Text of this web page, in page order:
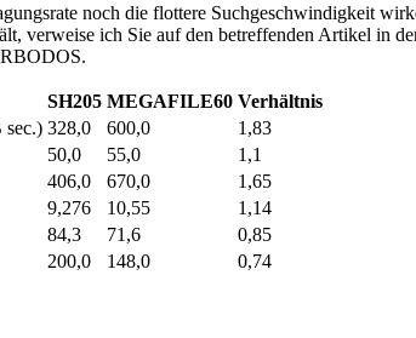
noch die flottere Suchgeschwindigkeit
verweise ich Sie auf den betreffenden Artikel in
SH205 MEGAFILE60 Verhältnis
sec.) 328,0 600,0
1,83
50,0 55,0
1,1
406,0 670,0
1,65
9,276 10,55
1,14
84,3 71,6
0,85
200,0 148,0 0,74